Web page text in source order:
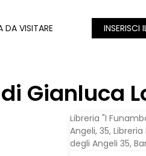
DA VISITARE INSERISCI
Gianluca
Libreria "I
Angeli, 35,
degli Angeli 35,